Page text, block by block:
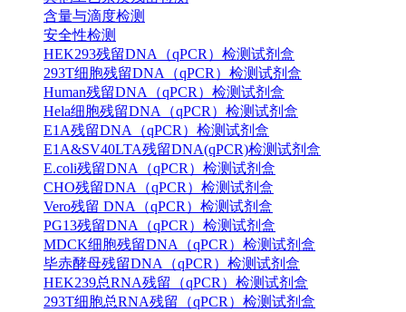
含量与滴度检测
安全性检测
HEK293残留DNA（qPCR）检测试剂盒
293T细胞残留DNA（qPCR）检测试剂盒
Human残留DNA（qPCR）检测试剂盒
Hela细胞残留DNA（qPCR）检测试剂盒
E1A残留DNA（qPCR）检测试剂盒
E1A&SV40LTA残留DNA(qPCR)检测试剂盒
E.coli残留DNA（qPCR）检测试剂盒
CHO残留DNA（qPCR）检测试剂盒
Vero残留 DNA（qPCR）检测试剂盒
PG13残留DNA（qPCR）检测试剂盒
MDCK细胞残留DNA（qPCR）检测试剂盒
毕赤酵母残留DNA（qPCR）检测试剂盒
HEK239总RNA残留（qPCR）检测试剂盒
293T细胞总RNA残留（qPCR）检测试剂盒